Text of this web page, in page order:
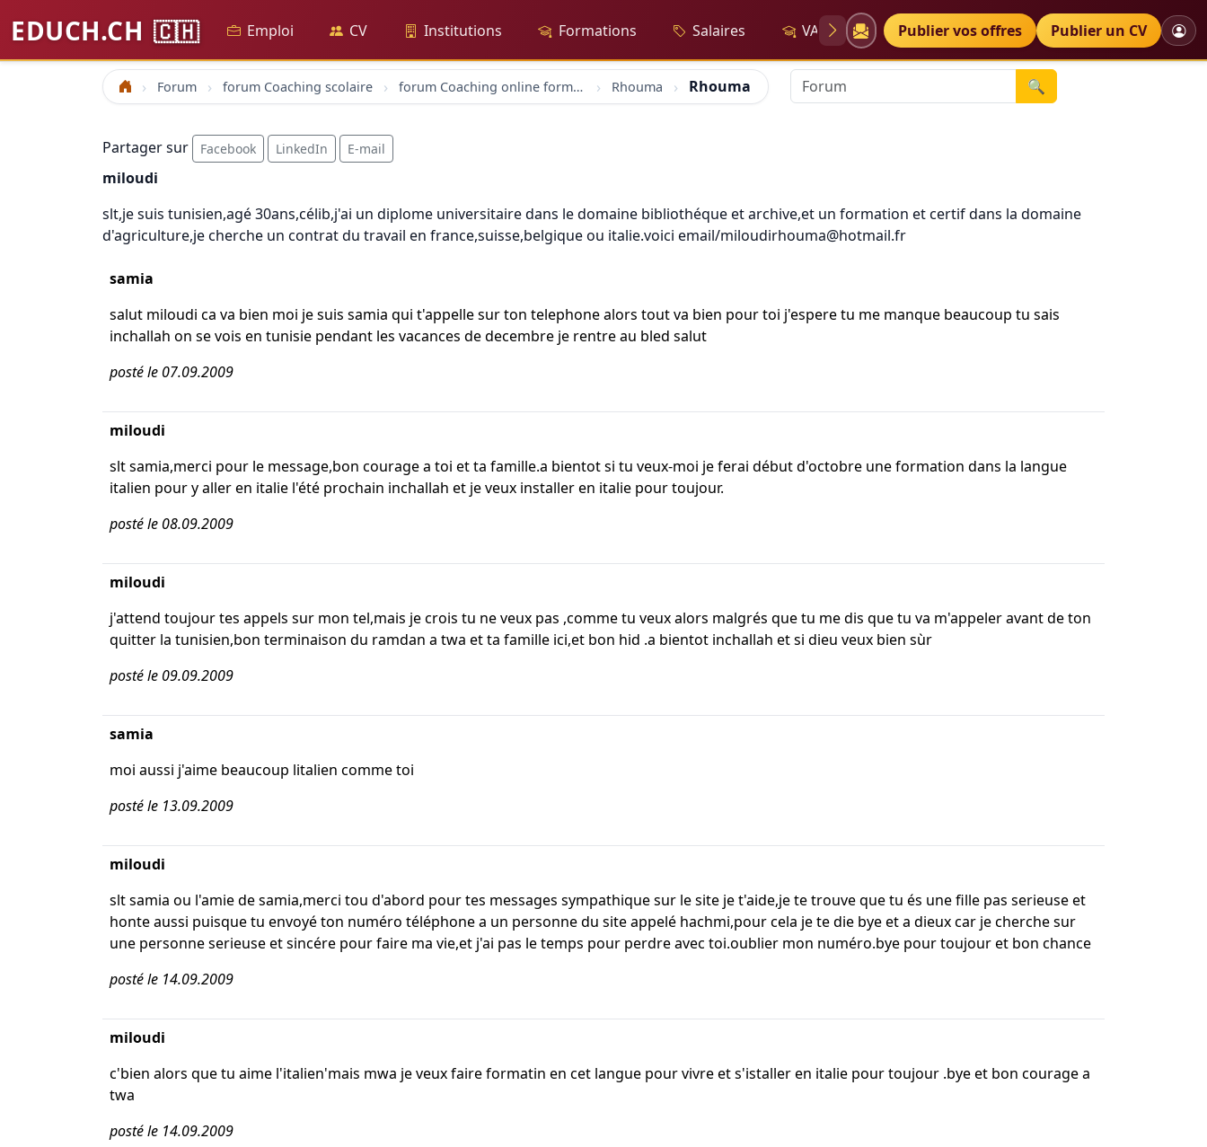
EDUCH.CH 🇨🇭 Emploi CV Institutions Formations Salaires VAE Diplômes Petites annonces
Publier vos offres Publier un CV
Accueil Forum forum Coaching scolaire forum Coaching online formation professionelle emploi education Rhouma Rhouma 🔍
Partager sur Facebook LinkedIn E-mail
miloudi
slt,je suis tunisien,agé 30ans,célib,j'ai un diplome universitaire dans le domaine bibliothéque et archive,et un formation et certif dans la domaine
d'agriculture,je cherche un contrat du travail en france,suisse,belgique ou italie.voici email/miloudirhouma@hotmail.fr
samia
salut miloudi ca va bien moi je suis samia qui t'appelle sur ton telephone alors tout va bien pour toi j'espere tu me manque beaucoup tu sais
inchallah on se vois en tunisie pendant les vacances de decembre je rentre au bled salut
posté le 07.09.2009
miloudi
slt samia,merci pour le message,bon courage a toi et ta famille.a bientot si tu veux-moi je ferai début d'octobre une formation dans la langue
italien pour y aller en italie l'été prochain inchallah et je veux installer en italie pour toujour.
posté le 08.09.2009
miloudi
j'attend toujour tes appels sur mon tel,mais je crois tu ne veux pas ,comme tu veux alors malgrés que tu me dis que tu va m'appeler avant de ton
quitter la tunisien,bon terminaison du ramdan a twa et ta famille ici,et bon hid .a bientot inchallah et si dieu veux bien sùr
posté le 09.09.2009
samia
moi aussi j'aime beaucoup litalien comme toi
posté le 13.09.2009
miloudi
slt samia ou l'amie de samia,merci tou d'abord pour tes messages sympathique sur le site je t'aide,je te trouve que tu és une fille pas serieuse et
honte aussi puisque tu envoyé ton numéro téléphone a un personne du site appelé hachmi,pour cela je te die bye et a dieux car je cherche sur
une personne serieuse et sincére pour faire ma vie,et j'ai pas le temps pour perdre avec toi.oublier mon numéro.bye pour toujour et bon chance
posté le 14.09.2009
miloudi
c'bien alors que tu aime l'italien'mais mwa je veux faire formatin en cet langue pour vivre et s'istaller en italie pour toujour .bye et bon courage a
twa
posté le 14.09.2009